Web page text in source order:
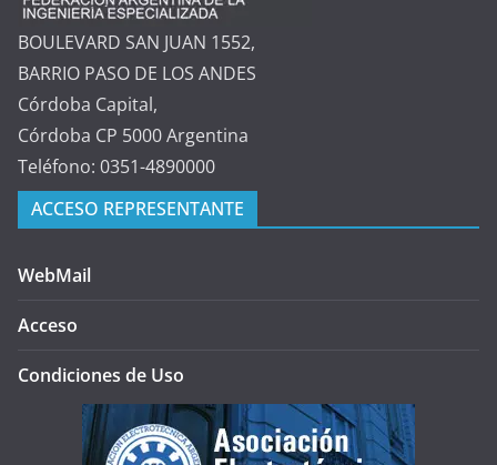
BOULEVARD SAN JUAN 1552,
BARRIO PASO DE LOS ANDES
Córdoba Capital,
Córdoba CP 5000 Argentina
Teléfono: 0351-4890000
ACCESO REPRESENTANTE
WebMail
Acceso
Condiciones de Uso